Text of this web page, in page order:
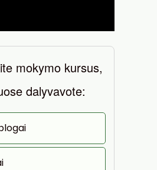
mokymo kursus,
dalyvavote: